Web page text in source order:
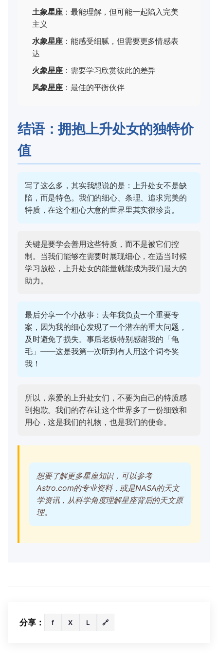
土象星座 ：最能理解，但可能一起陷入完美
主义
水象星座 ：能感受细腻，但需要更多情感表
达
火象星座 ：需要学习欣赏彼此的差异
风象星座 ：最佳的平衡伙伴
结语：拥抱上升处女的独特价
值
写了这么多，其实我想说的是：上升处女不是缺
陷，而是特色。我们的细心、条理、追求完美的
特质，在这个粗心大意的世界里其实很珍贵。
关键是要学会善用这些特质，而不是被它们控
制。当我们能够在需要时展现细心，在适当时候
学习放松，上升处女的能量就能成为我们最大的
助力。
最后分享一个小故事：去年我负责一个重要专
案，因为我的细心发现了一个潜在的重大问题，
及时避免了损失。事后老板特别感谢我的「龟
毛」——这是我第一次听到有人用这个词夸奖
我！
所以，亲爱的上升处女们，不要为自己的特质感
到抱歉。我们的存在让这个世界多了一份细致和
用心，这是我们的礼物，也是我们的使命。
想要了解更多星座知识，可以参考
Astro.com的专业资料，或是NASA的天文
学资讯，从科学角度理解星座背后的天文原
理。
分享： f X L 🔗